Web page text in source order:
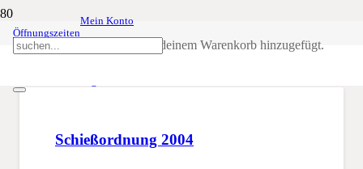
Öffnungszeiten
Mein Konto
wurde deinem Warenkorb hinzugefügt.
Schießordnung
Schießordnung 2004